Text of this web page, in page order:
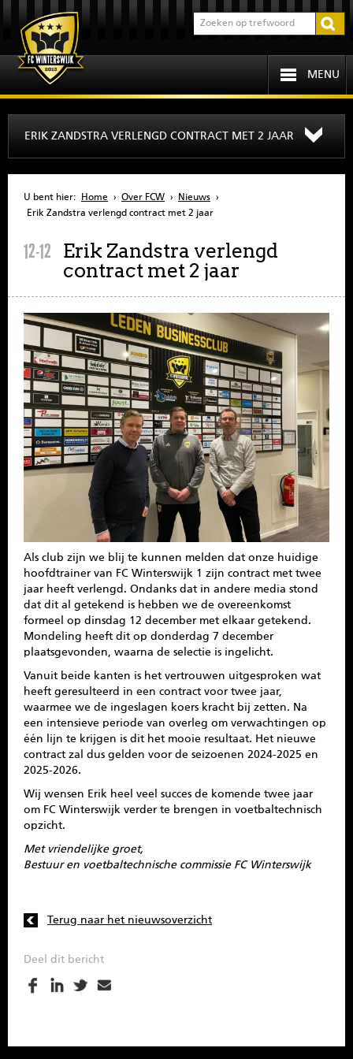
MENU
OVER FCW
INFORMATIE
SENIOREN
SPONSOREN
CONTACT
MENU
ERIK ZANDSTRA VERLENGD CONTRACT MET 2 JAAR
U bent hier: Home › Over FCW › Nieuws ›
Erik Zandstra verlengd contract met 2 jaar
12-12 Erik Zandstra verlengd
contract met 2 jaar
Als club zijn we blij te kunnen melden dat onze huidige
hoofdtrainer van FC Winterswijk 1 zijn contract met twee
jaar heeft verlengd. Ondanks dat in andere media stond
dat dit al getekend is hebben we de overeenkomst
formeel op dinsdag 12 december met elkaar getekend.
Mondeling heeft dit op donderdag 7 december
plaatsgevonden, waarna de selectie is ingelicht.
Vanuit beide kanten is het vertrouwen uitgesproken wat
heeft geresulteerd in een contract voor twee jaar,
waarmee we de ingeslagen koers kracht bij zetten. Na
een intensieve periode van overleg om verwachtingen op
één lijn te krijgen is dit het mooie resultaat. Het nieuwe
contract zal dus gelden voor de seizoenen 2024-2025 en
2025-2026.
Wij wensen Erik heel veel succes de komende twee jaar
om FC Winterswijk verder te brengen in voetbaltechnisch
opzicht.
Met vriendelijke groet,
Bestuur en voetbaltechnische commissie FC Winterswijk
Terug naar het nieuwsoverzicht
Deel dit bericht